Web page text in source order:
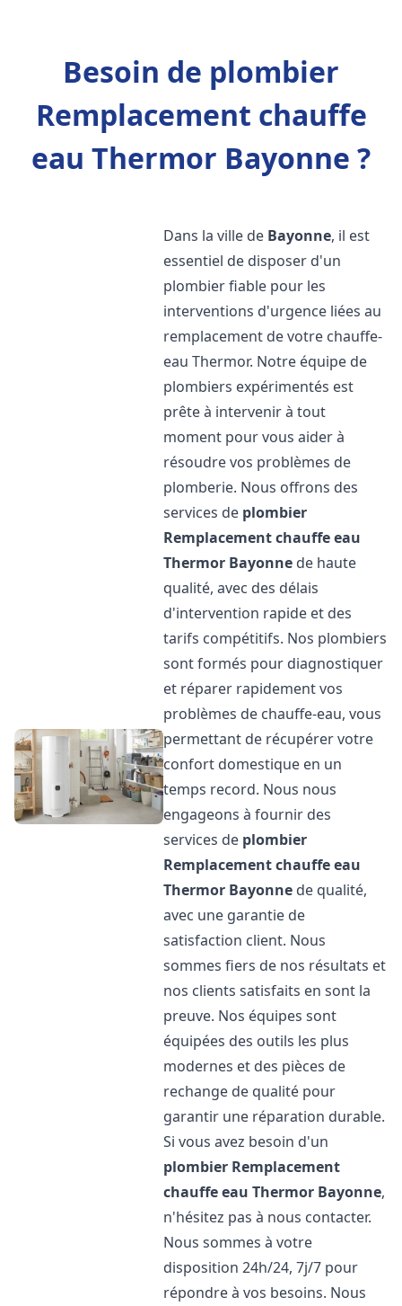
Besoin de plombier
Remplacement chauffe
eau Thermor Bayonne ?
Dans la ville de Bayonne, il est
essentiel de disposer d'un
plombier fiable pour les
interventions d'urgence liées au
remplacement de votre chauffe-
eau Thermor. Notre équipe de
plombiers expérimentés est
prête à intervenir à tout
moment pour vous aider à
résoudre vos problèmes de
plomberie. Nous offrons des
services de plombier
Remplacement chauffe eau
Thermor Bayonne de haute
qualité, avec des délais
d'intervention rapide et des
tarifs compétitifs. Nos plombiers
sont formés pour diagnostiquer
et réparer rapidement vos
problèmes de chauffe-eau, vous
permettant de récupérer votre
confort domestique en un
temps record. Nous nous
engageons à fournir des
services de plombier
Remplacement chauffe eau
Thermor Bayonne de qualité,
avec une garantie de
satisfaction client. Nous
sommes fiers de nos résultats et
nos clients satisfaits en sont la
preuve. Nos équipes sont
équipées des outils les plus
modernes et des pièces de
rechange de qualité pour
garantir une réparation durable.
Si vous avez besoin d'un
plombier Remplacement
chauffe eau Thermor Bayonne,
n'hésitez pas à nous contacter.
Nous sommes à votre
disposition 24h/24, 7j/7 pour
répondre à vos besoins. Nous